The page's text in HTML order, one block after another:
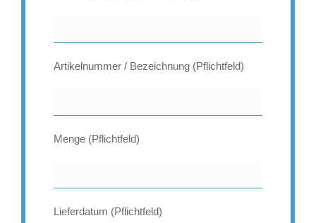
Artikelnummer / Bezeichnung (Pflichtfeld)
Menge (Pflichtfeld)
Lieferdatum (Pflichtfeld)